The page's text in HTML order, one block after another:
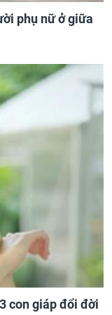
phụ nữ ở giữa
con giáp đổi đời